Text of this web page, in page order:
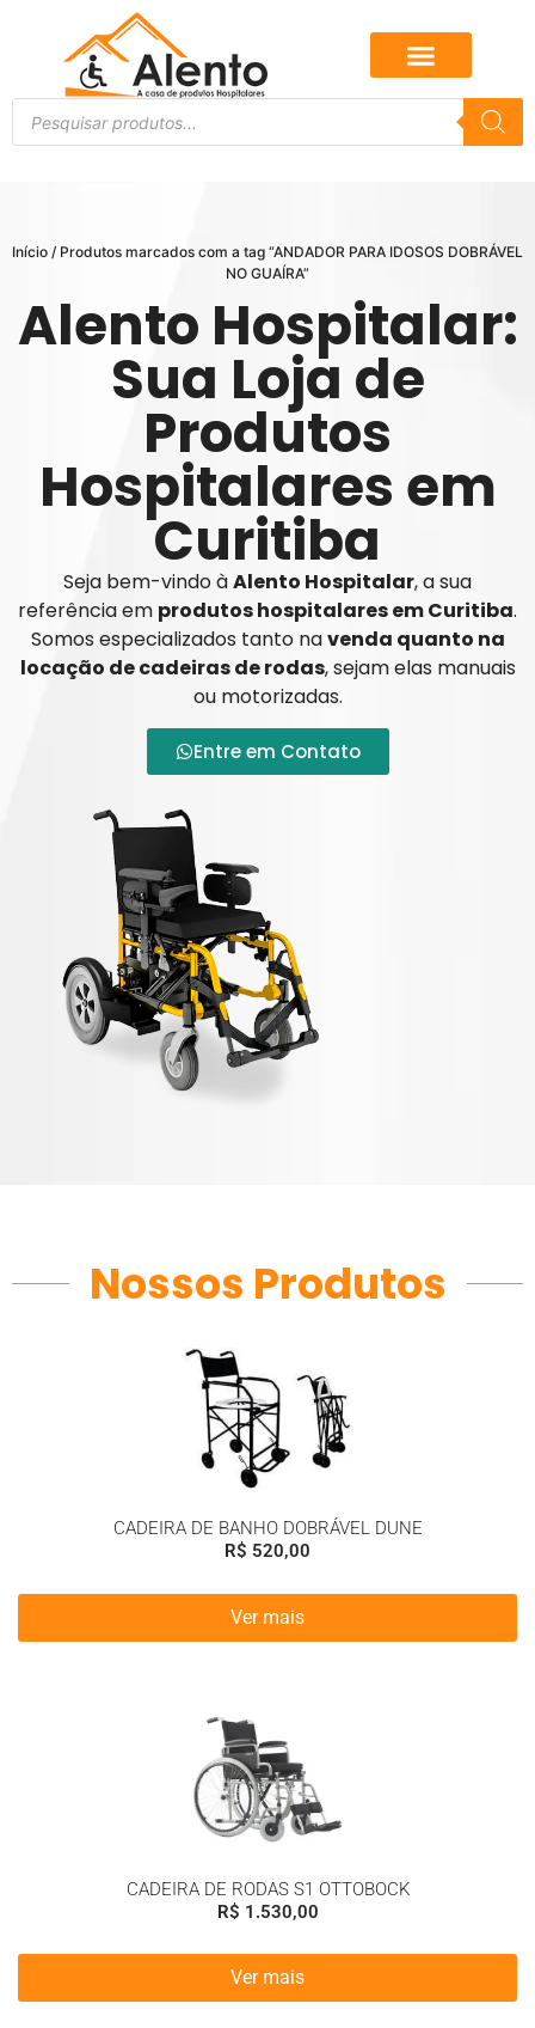
Início / Produtos marcados com a tag “ANDADOR PARA IDOSOS DOBRÁVEL
NO GUAÍRA”
Alento Hospitalar:
Sua Loja de
Produtos
Hospitalares em
Curitiba
Seja bem-vindo àAlento Hospitalar, a sua
referência em produtos hospitalares em Curitiba.
Somos especializados tanto navenda quanto na
locação de cadeiras de rodas, sejam elas manuais
ou motorizadas.
Entre em Contato
Nossos Produtos
CADEIRA DE BANHO DOBRÁVEL DUNE
R$ 520,00
Ver mais
CADEIRA DE RODAS S1 OTTOBOCK
R$ 1.530,00
Ver mais